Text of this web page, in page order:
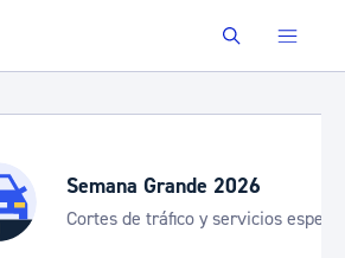
Buscar
Grande 2026
de tráfico y servicios especiales